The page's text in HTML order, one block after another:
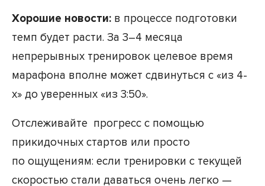
Хорошие новости: в процессе подготовки
темп будет расти. За 3–4 месяца
непрерывных тренировок целевое время
марафона вполне может сдвинуться с «из 4-
х» до уверенных «из 3:50».
Отслеживайте прогресс с помощью
прикидочных стартов или просто
по ощущениям: если тренировки с текущей
скоростью стали даваться очень легко —